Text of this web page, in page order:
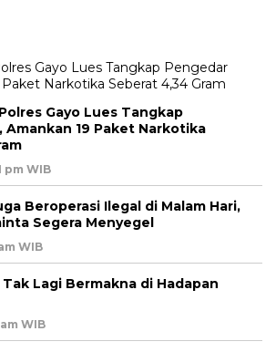
Gayo Lues Tangkap
Amankan 19 Paket Narkotika
pm WIB
Beroperasi Ilegal di Malam Hari,
Segera Menyegel
WIB
Lagi Bermakna di Hadapan
WIB